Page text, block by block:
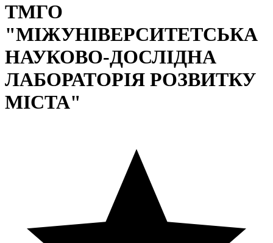
ТМГО
"МІЖУНІВЕРСИТЕТСЬКА
НАУКОВО-ДОСЛІДНА
ЛАБОРАТОРІЯ РОЗВИТКУ
МІСТА"